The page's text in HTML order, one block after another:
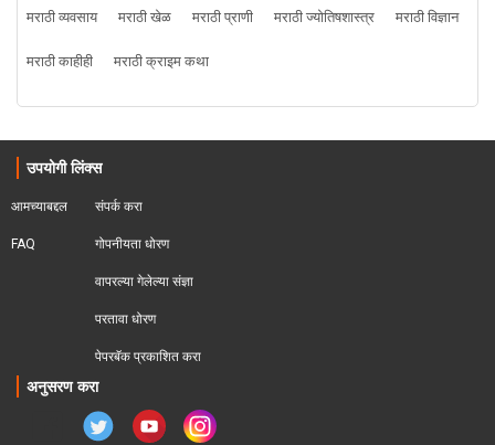
मराठी व्यवसाय
मराठी खेळ मराठी प्राणी मराठी ज्योतिषशास्त्र
मराठी विज्ञान
मराठी काहीही
मराठी क्राइम कथा
उपयोगी लिंक्स
आमच्याबद्दल
FAQ
संपर्क करा
गोपनीयता धोरण
वापरल्या गेलेल्या संज्ञा
परतावा धोरण
पेपरबॅक प्रकाशित करा
अनुसरण करा